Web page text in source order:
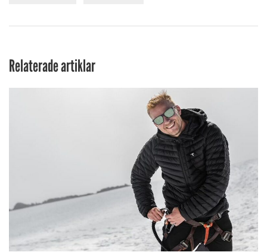
Relaterade artiklar